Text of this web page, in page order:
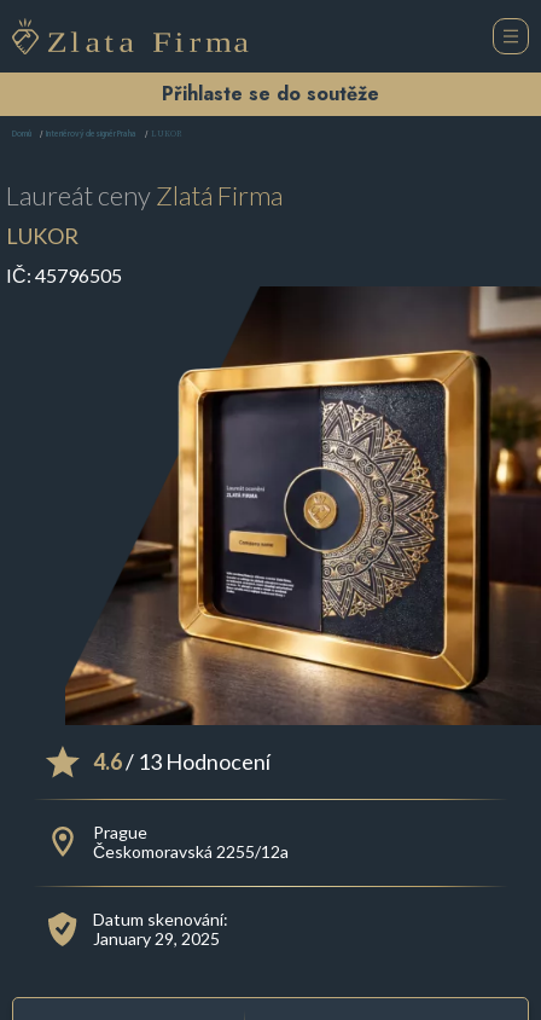
Přihlaste se do soutěže
Domů Interiérový designér Praha LUKOR
Laureát cenyZlatá Firma
LUKOR
IČ: 45796505
4.6/ 13 Hodnocení
Prague
Českomoravská 2255/12a
Datum skenování:
January 29, 2025